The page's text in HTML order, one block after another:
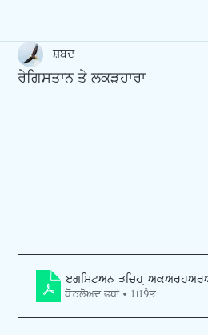
ਸ਼ਬਦ
ਰੇਗਿਸਤਾਨ ਤੇ ਲਕੜਹਾਰਾ
Registan Vich
Download PDF • 1.19MB